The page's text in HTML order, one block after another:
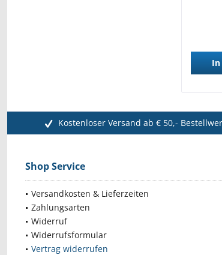
In
Kostenloser Versand ab € 50,-
Shop Service
Versandkosten & Lieferzeiten
Zahlungsarten
Widerruf
Widerrufsformular
Vertrag widerrufen